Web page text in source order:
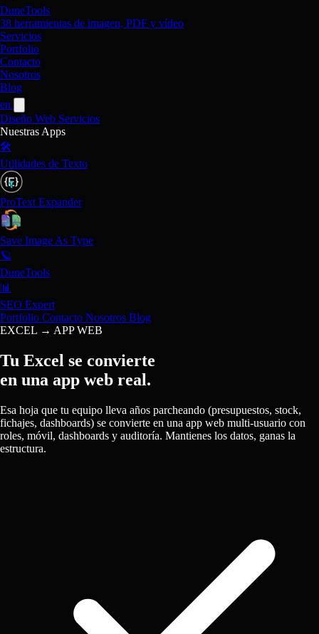
DuneTools
38 herramientas de imagen, PDF y vídeo
Servicios
Portfolio
Contacto
Nosotros
Blog
en
Diseño Web Servicios
Nuestras Apps
🛠️
Utilidades de Texto
ProText Expander
Save Image As Type
🪐
DuneTools
📊
SEO Expert
Portfolio Contacto Nosotros Blog
EXCEL → APP WEB
Tu Excel se convierte
en una app web real.
Esa hoja que tu equipo lleva años parcheando (presupuestos, stock,
fichajes, dashboards) se convierte en una app web multi-usuario con
roles, móvil, dashboards y auditoría. Mantienes los datos, ganas la
estructura.